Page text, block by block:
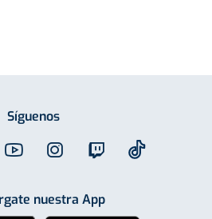
Síguenos
nuestra App